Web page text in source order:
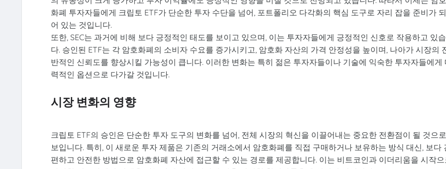
화폐 투자자들에게 크립토 ETF가 단순한 투자 수단을 넘어, 포트폴리오 다각화의 핵심 도구로 자리 잡을 준비가 되
어 있는 것입니다.
또한, SEC는 과거에 비해 보다 긍정적인 태도를 보이고 있으며, 이는 투자자들에게 긍정적인 신호로 작용하고 있
다. 승인된 ETF는 각 암호화폐의 소비자 수요를 증가시키고, 암호화 자산의 가격 안정성을 높이며, 나아가 시장의
반적인 신뢰도를 향상시킬 가능성이 큽니다. 이러한 변화는 특히 젊은 투자자들이나 기술에 익숙한 투자자들에게
력적인 옵션으로 다가갈 것입니다.
시장 변화의 영향
크립토 ETF의 승인은 단순한 투자 도구의 변화를 넘어, 전체 시장의 혁신을 이끌어내는 중요한 전환점이 될 것으로
보입니다. 특히, 이 새로운 투자 제품은 기존의 거래소에서 암호화폐를 직접 구매하거나 보유하는 방식 대신, 보다
편하고 안전한 방법으로 암호화폐 자산에 접근할 수 있는 경로를 제공합니다. 이는 비트코인과 이더리움을 시작으